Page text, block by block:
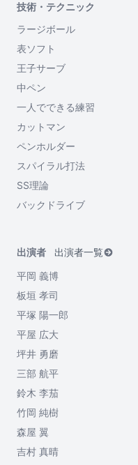
技術・テクニック
ラージボール
表ソフト
王子サーブ
中ペン
一人でできる練習
カットマン
ペンホルダー
スパイラル打法
SS理論
バックドライブ
出演者
出演者一覧
平岡 義博
板垣 孝司
平塚 陽一郎
平屋 広大
坪井 勇磨
三部 航平
鈴木 李茄
竹岡 純樹
森屋 翼
吉村 真晴